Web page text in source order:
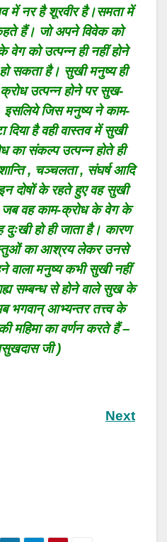
में नर है शूरवीर है।समता में
हैं। जो अपने विवेक को
वेग को उत्पन्न ही नहीं होने
सकता है। सुखी मनुष्य ही
क्रोध उत्पन्न होने पर सुख-
जिस मनुष्य ने काम-
है वही वास्तव में सुखी
का संकल्प उत्पन्न होते ही
, चञ्चलता , संघर्ष आदि
दोषों के रहते हुए वह सुखी
वह काम-क्रोध के वेग के
हो ही जाता है। कारण
वस्तुओं का आश्रय लेकर उनसे
वाला मनुष्य कभी सुखी नहीं
सम्बन्ध से होने वाले सुख के
भगवान् आभ्यन्तर तत्त्व के
महिमा का वर्णन करते हैं –
जी )
Next